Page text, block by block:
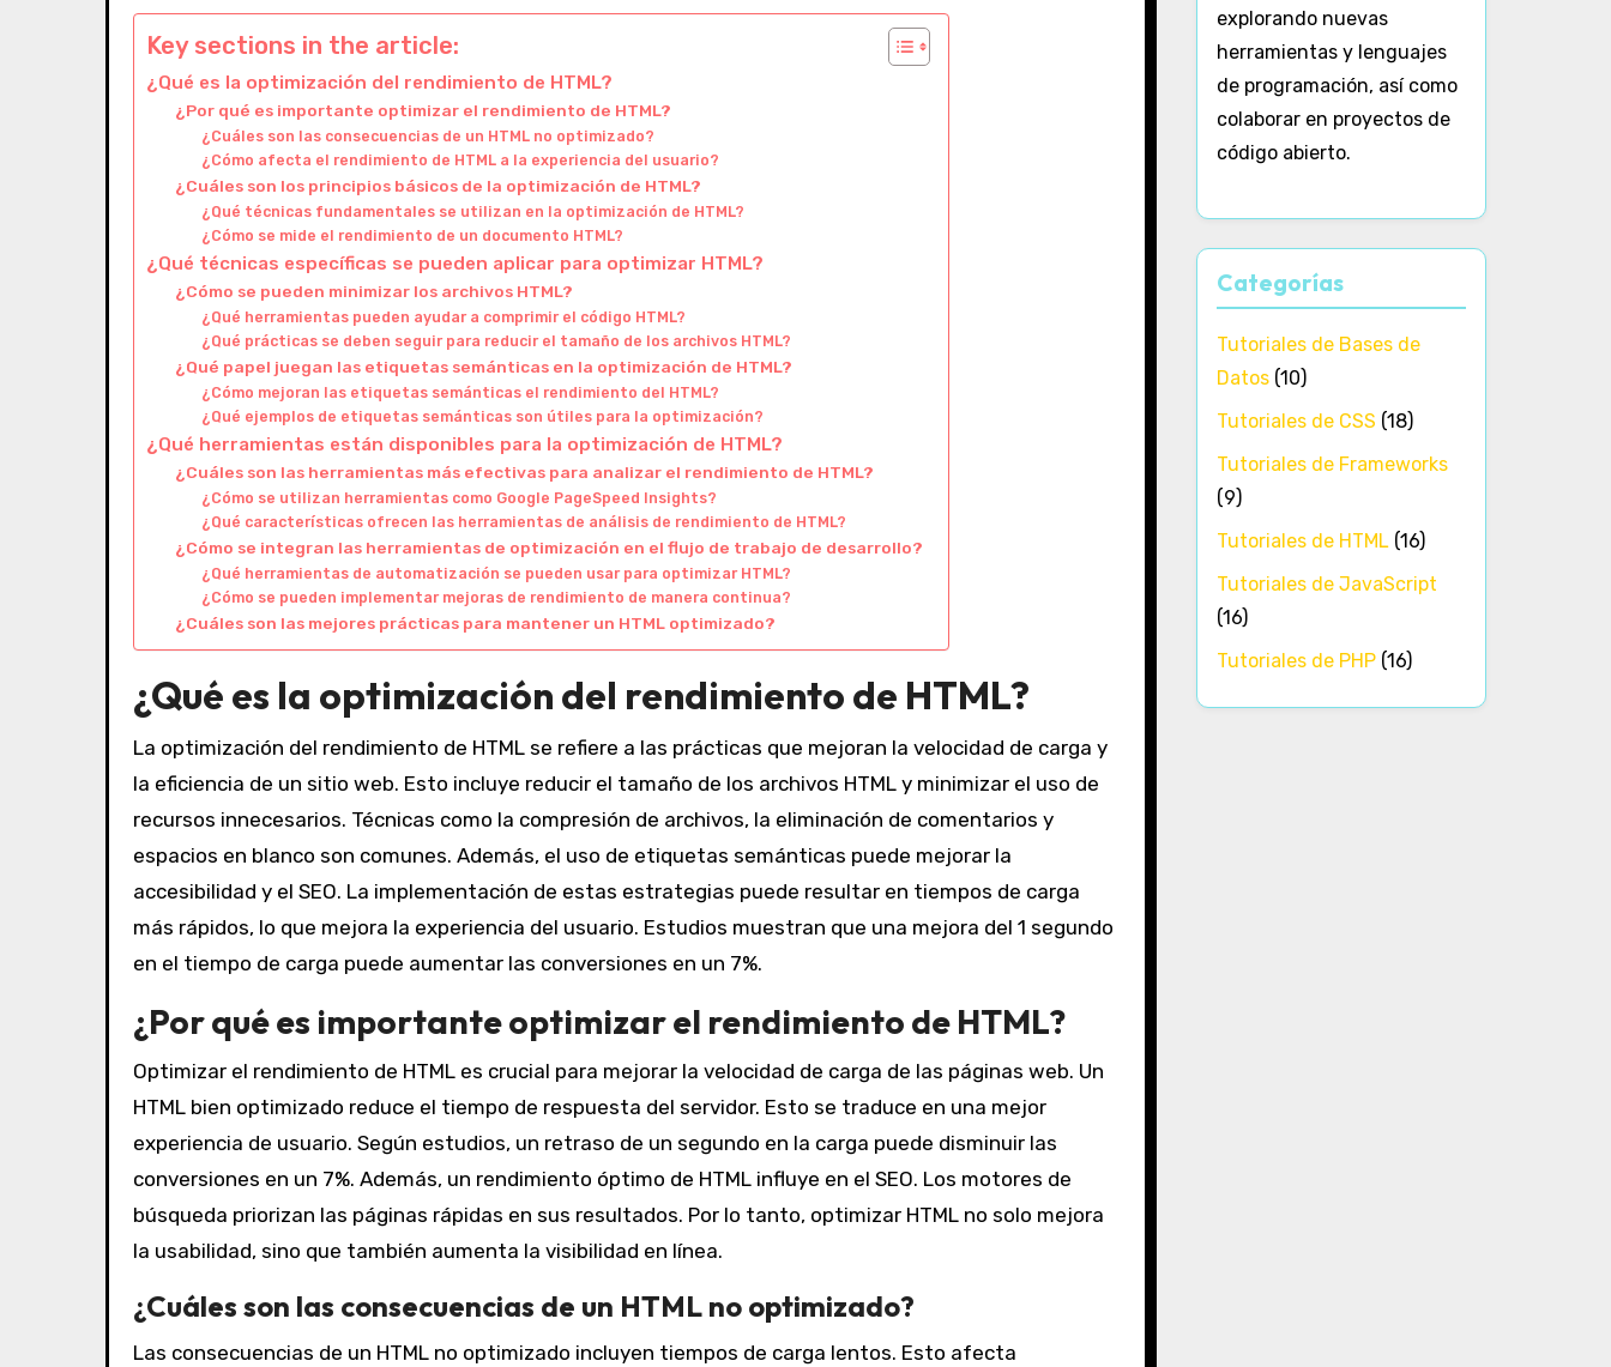
Key sections in the article:
¿Qué es la optimización del rendimiento de HTML?
¿Por qué es importante optimizar el rendimiento de HTML?
¿Cuáles son las consecuencias de un HTML no optimizado?
¿Cómo afecta el rendimiento de HTML a la experiencia del usuario?
¿Cuáles son los principios básicos de la optimización de HTML?
¿Qué técnicas fundamentales se utilizan en la optimización de HTML?
¿Cómo se mide el rendimiento de un documento HTML?
¿Qué técnicas específicas se pueden aplicar para optimizar HTML?
¿Cómo se pueden minimizar los archivos HTML?
¿Qué herramientas pueden ayudar a comprimir el código HTML?
¿Qué prácticas se deben seguir para reducir el tamaño de los archivos HTML?
¿Qué papel juegan las etiquetas semánticas en la optimización de HTML?
¿Cómo mejoran las etiquetas semánticas el rendimiento del HTML?
¿Qué ejemplos de etiquetas semánticas son útiles para la optimización?
¿Qué herramientas están disponibles para la optimización de HTML?
¿Cuáles son las herramientas más efectivas para analizar el rendimiento de HTML?
¿Cómo se utilizan herramientas como Google PageSpeed Insights?
¿Qué características ofrecen las herramientas de análisis de rendimiento de HTML?
¿Cómo se integran las herramientas de optimización en el flujo de trabajo de desarrollo?
¿Qué herramientas de automatización se pueden usar para optimizar HTML?
¿Cómo se pueden implementar mejoras de rendimiento de manera continua?
¿Cuáles son las mejores prácticas para mantener un HTML optimizado?
¿Qué es la optimización del rendimiento de HTML?
La optimización del rendimiento de HTML se refiere a las prácticas que mejoran la velocidad de carga y
la eficiencia de un sitio web. Esto incluye reducir el tamaño de los archivos HTML y minimizar el uso de
recursos innecesarios. Técnicas como la compresión de archivos, la eliminación de comentarios y
espacios en blanco son comunes. Además, el uso de etiquetas semánticas puede mejorar la
accesibilidad y el SEO. La implementación de estas estrategias puede resultar en tiempos de carga
más rápidos, lo que mejora la experiencia del usuario. Estudios muestran que una mejora del 1 segundo
en el tiempo de carga puede aumentar las conversiones en un 7%.
¿Por qué es importante optimizar el rendimiento de HTML?
Optimizar el rendimiento de HTML es crucial para mejorar la velocidad de carga de las páginas web. Un
HTML bien optimizado reduce el tiempo de respuesta del servidor. Esto se traduce en una mejor
experiencia de usuario. Según estudios, un retraso de un segundo en la carga puede disminuir las
conversiones en un 7%. Además, un rendimiento óptimo de HTML influye en el SEO. Los motores de
búsqueda priorizan las páginas rápidas en sus resultados. Por lo tanto, optimizar HTML no solo mejora
la usabilidad, sino que también aumenta la visibilidad en línea.
¿Cuáles son las consecuencias de un HTML no optimizado?
Las consecuencias de un HTML no optimizado incluyen tiempos de carga lentos. Esto afecta
explorando nuevas
herramientas y lenguajes
de programación, así como
colaborar en proyectos de
código abierto.
Categorías
Tutoriales de Bases de
Datos (10)
Tutoriales de CSS (18)
Tutoriales de Frameworks
(9)
Tutoriales de HTML (16)
Tutoriales de JavaScript
(16)
Tutoriales de PHP (16)